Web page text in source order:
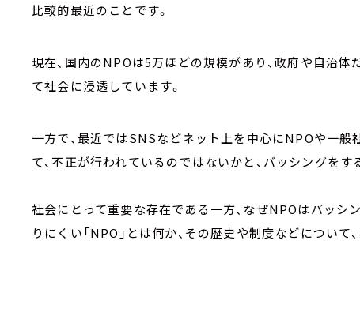
比較的最近のことです。
現在、国内のNPOは5万ほどの規模があり、政府や自治
て社会に浸透しています。
一方で、最近ではSNSなどネット上を中心にNPOや一
て、不正が行われているのではないかと、バッシングをす
社会にとって重要な存在である一方、なぜNPOはバッシ
りにくい「NPO」とは何か、その歴史や制度などについて